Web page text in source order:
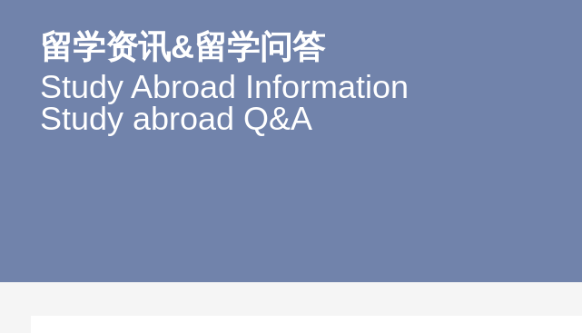
留学资讯&留学问答
Study Abroad Information
Study abroad Q&A